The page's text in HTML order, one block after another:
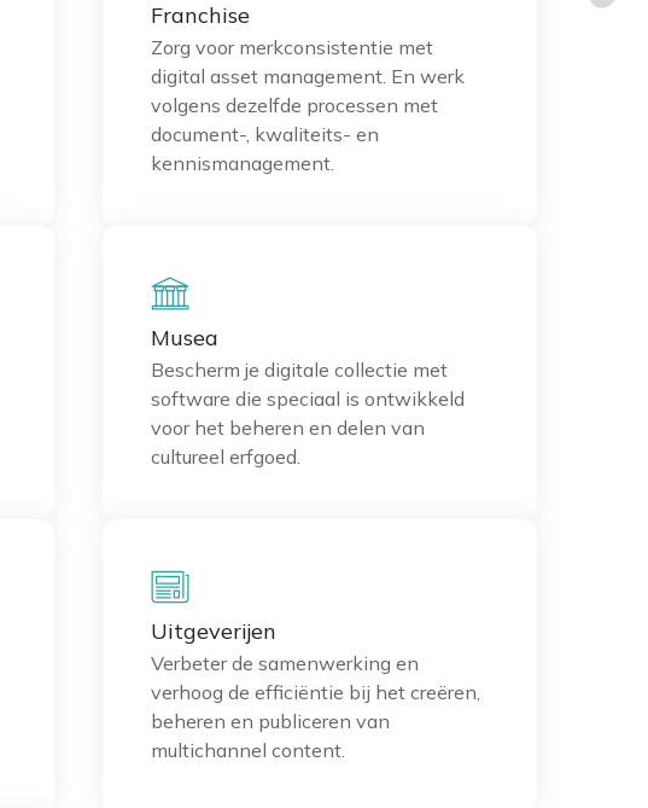
Franchise
Zorg voor merkconsistentie met
digital asset management. En werk
volgens dezelfde processen met
document-, kwaliteits- en
kennismanagement.
Musea
Bescherm je digitale collectie met
software die speciaal is ontwikkeld
voor het beheren en delen van
cultureel erfgoed.
Uitgeverijen
Verbeter de samenwerking en
verhoog de efficiëntie bij het creëren,
beheren en publiceren van
multichannel content.